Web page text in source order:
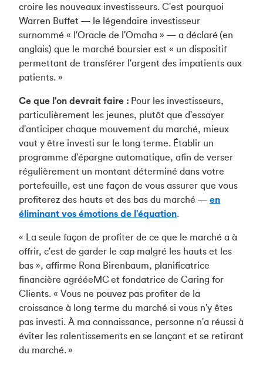
croire les nouveaux investisseurs. C'est pourquoi
Warren Buffet — le légendaire investisseur
surnommé « l'Oracle de l'Omaha » — a déclaré (en
anglais) que le marché boursier est « un dispositif
permettant de transférer l'argent des impatients aux
patients. »
Ce que l'on devrait faire : Pour les investisseurs,
particulièrement les jeunes, plutôt que d'essayer
d'anticiper chaque mouvement du marché, mieux
vaut y être investi sur le long terme. Établir un
programme d'épargne automatique, afin de verser
régulièrement un montant déterminé dans votre
portefeuille, est une façon de vous assurer que vous
profiterez des hauts et des bas du marché — en
éliminant vos émotions de l'équation.
« La seule façon de profiter de ce que le marché a à
offrir, c'est de garder le cap malgré les hauts et les
bas », affirme Rona Birenbaum, planificatrice
financière agrééeMC et fondatrice de Caring for
Clients. « Vous ne pouvez pas profiter de la
croissance à long terme du marché si vous n'y êtes
pas investi. À ma connaissance, personne n'a réussi à
éviter les ralentissements en se lançant et se retirant
du marché. »